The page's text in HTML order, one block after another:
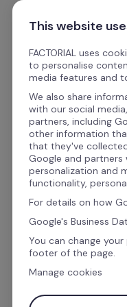
Pular para o conteúdo
eBooks
Operações de RH
Baixe o
2025
A rotina de quem
verdadeira
This website
FACTORIAL uses
to personalise
media features and
We also share
with our social
partners, including
other information
that they've
Google and partners
personalization and
functionality,
For details on how
Google's Business
You can change
footer of the page.
Manage cookies